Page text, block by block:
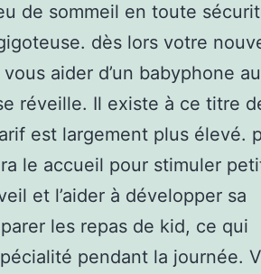
de sommeil en toute
dès lors votre
aider d’un babyphone
réveille. Il existe à ce titre
est largement plus élevé.
le accueil pour stimuler
et l’aider à développer sa
les repas de kid, ce qui
pendant la journée.